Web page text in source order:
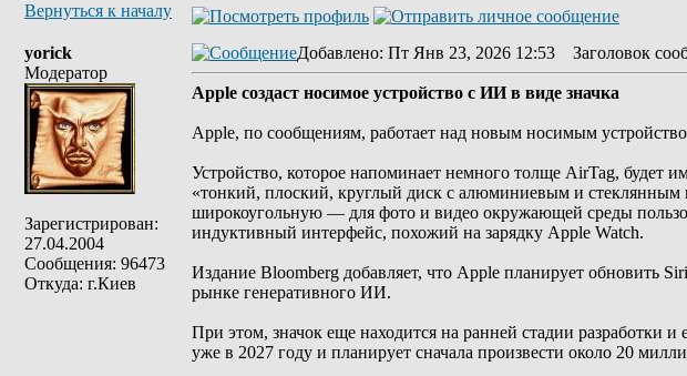
Вернуться к началу
yorick
Модератор
Зарегистрирован:
27.04.2004
Сообщения: 96473
Откуда: г.Киев
Добавлено: Пт Янв 23, 2026 12:53 Заголовок
Apple создаст носимое устройство с ИИ в виде значка
Apple, по сообщениям, работает над новым носимым
Устройство, которое напоминает немного толще AirTag, будет
«тонкий, плоский, круглый диск с алюминиевым и стеклянным
широкоугольную — для фото и видео окружающей среды
индуктивный интерфейс, похожий на зарядку Apple Watch.
Издание Bloomberg добавляет, что Apple планирует обновить
рынке генеративного ИИ.
При этом, значок еще находится на ранней стадии разработки
уже в 2027 году и планирует сначала произвести около 20